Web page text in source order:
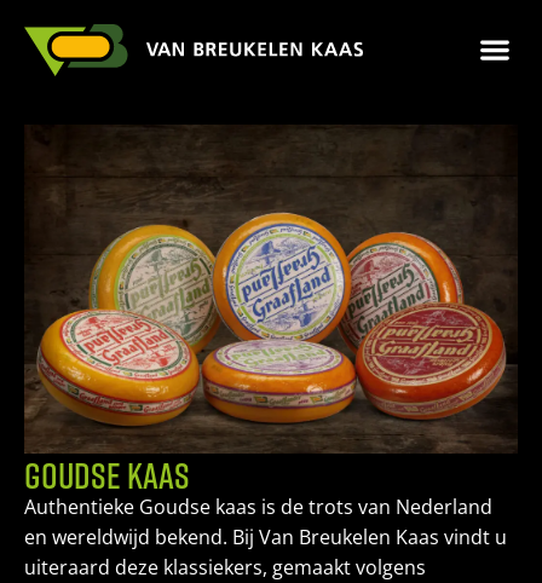
GOUDSE KAAS
Authentieke Goudse kaas is de trots van Nederland
en wereldwijd bekend. Bij Van Breukelen Kaas vindt u
uiteraard deze klassiekers, gemaakt volgens